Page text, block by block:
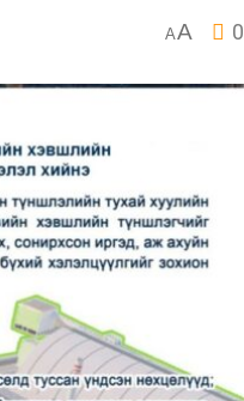
AA 0